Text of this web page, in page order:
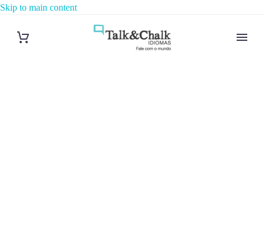
Skip to main content